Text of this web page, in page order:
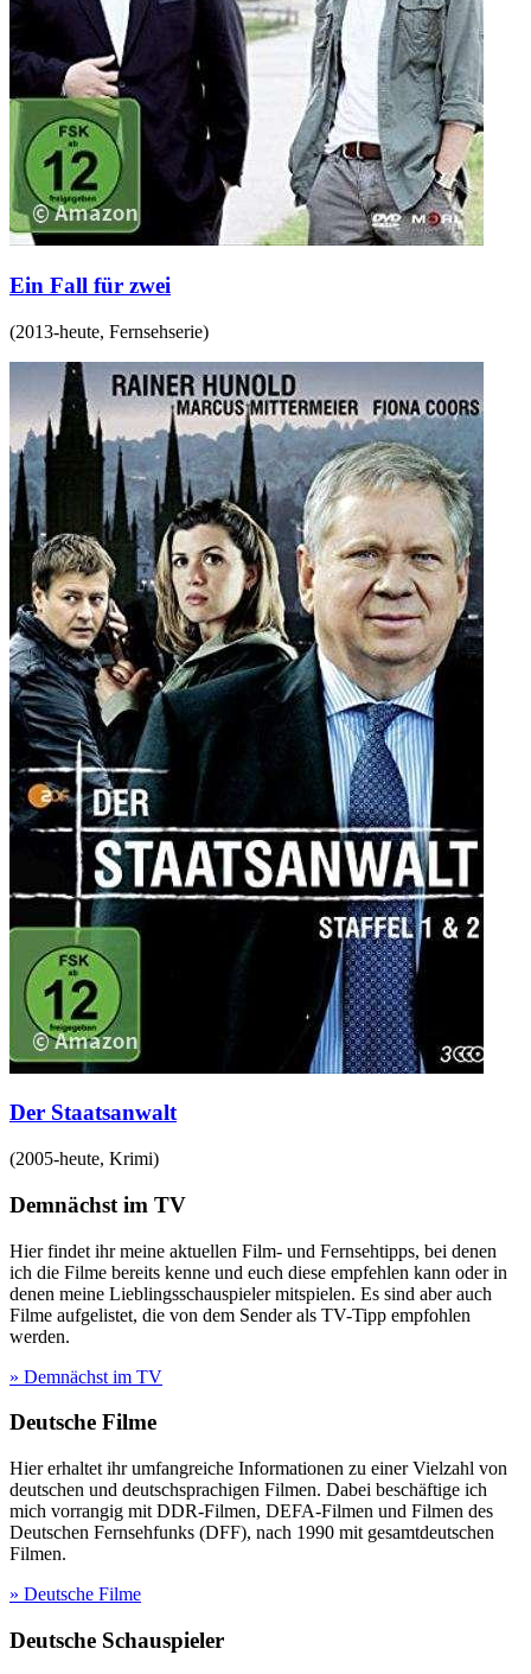
Ein Fall für zwei
(2013-heute, Fernsehserie)
Der Staatsanwalt
(2005-heute, Krimi)
Demnächst im TV
Hier findet ihr meine aktuellen Film- und Fernsehtipps, bei denen
ich die Filme bereits kenne und euch diese empfehlen kann oder in
denen meine Lieblingsschauspieler mitspielen. Es sind aber auch
Filme aufgelistet, die von dem Sender als TV-Tipp empfohlen
werden.
» Demnächst im TV
Deutsche Filme
Hier erhaltet ihr umfangreiche Informationen zu einer Vielzahl von
deutschen und deutschsprachigen Filmen. Dabei beschäftige ich
mich vorrangig mit DDR-Filmen, DEFA-Filmen und Filmen des
Deutschen Fernsehfunks (DFF), nach 1990 mit gesamtdeutschen
Filmen.
» Deutsche Filme
Deutsche Schauspieler